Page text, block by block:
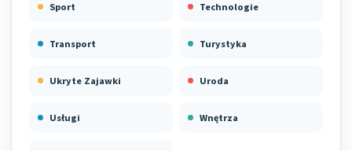
Sport Technologie
Transport Turystyka
Ukryte Zajawki Uroda
Usługi Wnętrza